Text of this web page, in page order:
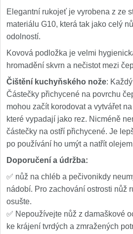
Elegantní rukojeť je vyrobena z ze
materiálu G10, která tak jako celý
odolností.
Kovová podložka je velmi
hromadění skvrn a nečistot mezi
Čištění kuchyňského nože:
Částečky přichycené na povrchu
mohou začít korodovat a vytvářet
které vypadají jako rez. Nicméně
částečky na ostří přichycené. Je
po používání ho umýt a natřít
Doporučení a údržba:
✅ nůž na chléb a pečivonikdy
nádobí. Pro zachování ostrosti nůž
osušte.
✅ Nepoužívejte nůž z damaškové
ke krájení tvrdých a zmražených